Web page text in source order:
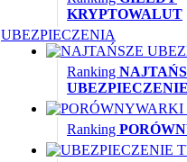
KRYPTOWALUT
UBEZPIECZENIA
Ranking
Ranking